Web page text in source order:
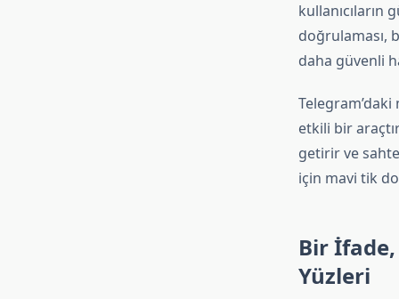
doğrulaması,
daha güvenli
etkili bir
getirir ve
için mavi tik
Bir
Yüzleri